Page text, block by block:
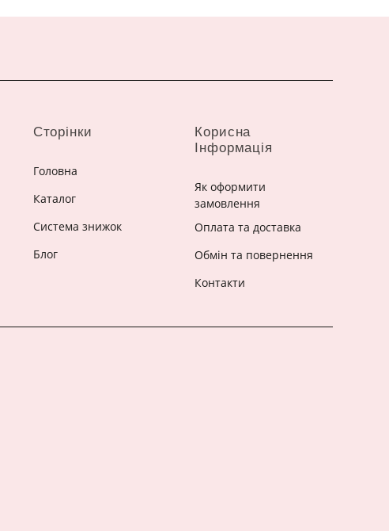
Сторінки
Головна
Каталог
Система знижок
Блог
Корисна
Інформація
Як оформити
замовлення
Оплата та доставка
Обмін та повернення
Контакти